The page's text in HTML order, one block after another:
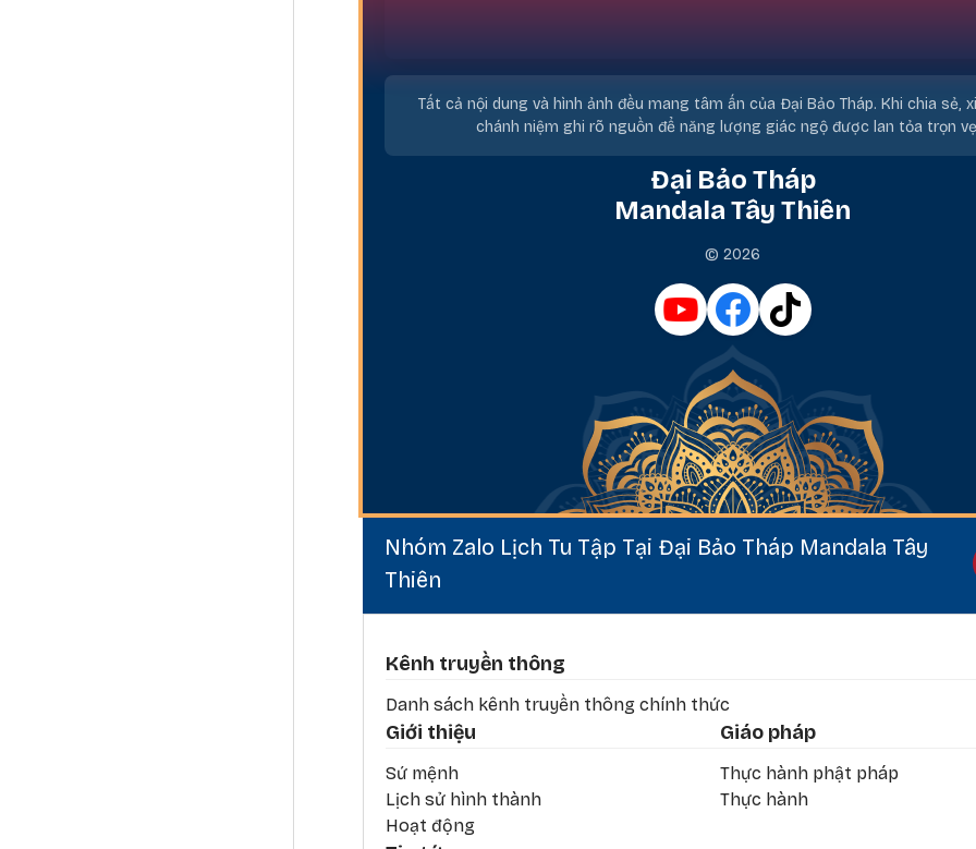
Tất cả nội dung và hình ảnh đều mang tâm ấn của Đại Bảo Tháp. Khi chia sẻ,
chánh niệm ghi rõ nguồn để năng lượng giác ngộ được lan tỏa trọn
Đại Bảo Tháp
Mandala Tây Thiên
© 2026
Nhóm Zalo Lịch Tu Tập Tại Đại Bảo Tháp Mandala Tây
Thiên
Phần chân
Kênh truyền thông
Danh sách kênh truyền thông chính thức
Giới thiệu
Sứ mệnh
Lịch sử hình thành
Hoạt động
Giáo pháp
Thực hành phật pháp
Thực hành